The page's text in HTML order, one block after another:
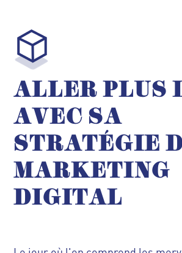
ALLER PLUS
AVEC SA
STRATÉGIE
MARKETING
DIGITAL